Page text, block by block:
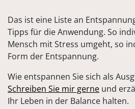
Das ist eine Liste an
Tipps für die Anwendung. So
Mensch mit Stress umgeht, so
Form der Entspannung.
Wie entspannen Sie sich als
Schreiben Sie mir gerne und
Ihr Leben in der Balance halten.